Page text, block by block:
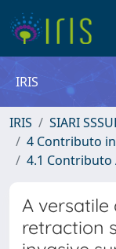
IRIS
IRIS
SIARI
4 Contributo
4.1
A
retraction